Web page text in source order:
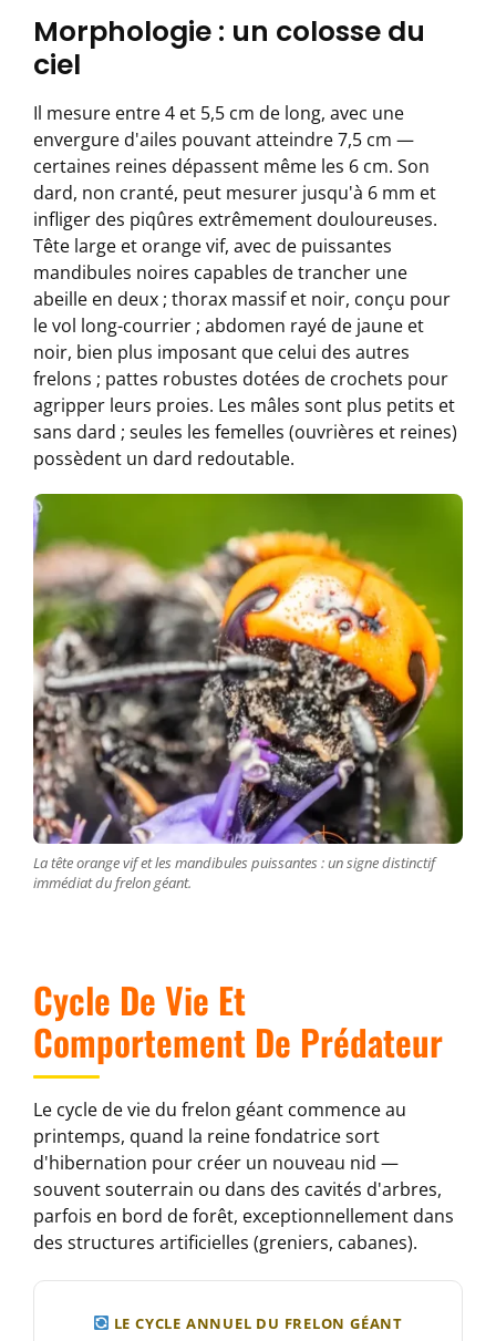
Morphologie : un colosse du
ciel
Il mesure entre 4 et 5,5 cm de long, avec une
envergure d'ailes pouvant atteindre 7,5 cm —
certaines reines dépassent même les 6 cm. Son
dard, non cranté, peut mesurer jusqu'à 6 mm et
infliger des piqûres extrêmement douloureuses.
Tête large et orange vif, avec de puissantes
mandibules noires capables de trancher une
abeille en deux ; thorax massif et noir, conçu pour
le vol long-courrier ; abdomen rayé de jaune et
noir, bien plus imposant que celui des autres
frelons ; pattes robustes dotées de crochets pour
agripper leurs proies. Les mâles sont plus petits et
sans dard ; seules les femelles (ouvrières et reines)
possèdent un dard redoutable.
La tête orange vif et les mandibules puissantes : un signe distinctif
immédiat du frelon géant.
Cycle De Vie Et
Comportement De Prédateur
Le cycle de vie du frelon géant commence au
printemps, quand la reine fondatrice sort
d'hibernation pour créer un nouveau nid —
souvent souterrain ou dans des cavités d'arbres,
parfois en bord de forêt, exceptionnellement dans
des structures artificielles (greniers, cabanes).
LE CYCLE ANNUEL DU FRELON GÉANT